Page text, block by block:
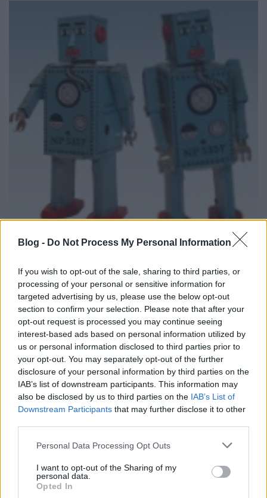
Blog - Do Not Process My Personal Information
If you wish to opt-out of the sale, sharing to third parties, or
processing of your personal or sensitive information for
targeted advertising by us, please use the below opt-out
section to confirm your selection. Please note that after your
opt-out request is processed you may continue seeing
interest-based ads based on personal information utilized by
us or personal information disclosed to third parties prior to
your opt-out. You may separately opt-out of the further
disclosure of your personal information by third parties on the
IAB’s list of downstream participants. This information may
also be disclosed by us to third parties on the IAB’s List of
Downstream Participants that may further disclose it to other
Please note that this website/app uses one or more Google
not limited to your visit or usage behaviour. You may click to
grant or deny consent to Google and its third-party tags to
use your data for below specified purposes in below Google
Personal Data Processing Opt Outs
I want to opt-out of the Sharing of my
personal data.
Opted In
Találkozz a teremtőddel!
A fenti címmel elkészült előadás a robotikával
foglalkozó UFO-hívőknek különösen érdekes lehet. A
filmen 16 quadrocopter láthatóak, amint világítva
táncolnak a levegőben az aláfestő zene ütemére.
Forrás: robots.net…
Robotnap 2011 programja
richard_szabo•2011. december 02.
Regisztráció 9:30-9:45 Istenes Zoltán (ELTE-IK)
(BME, AAIT) “Eurobot és a RobonAUT”10:25-10:45
Ványa László (Zrinyi Miklós Nemzetvédelmi